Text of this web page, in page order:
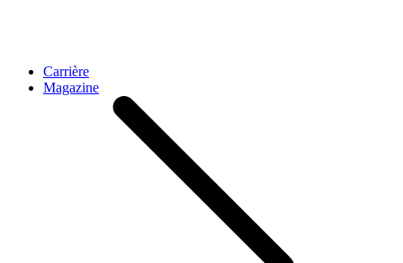
Carrière
Magazine